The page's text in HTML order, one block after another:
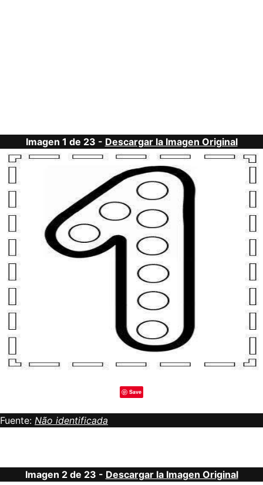
Imagen 1 de 23 - Descargar la Imagen Original
Save
Fuente: Não identificada
Imagen 2 de 23 - Descargar la Imagen Original